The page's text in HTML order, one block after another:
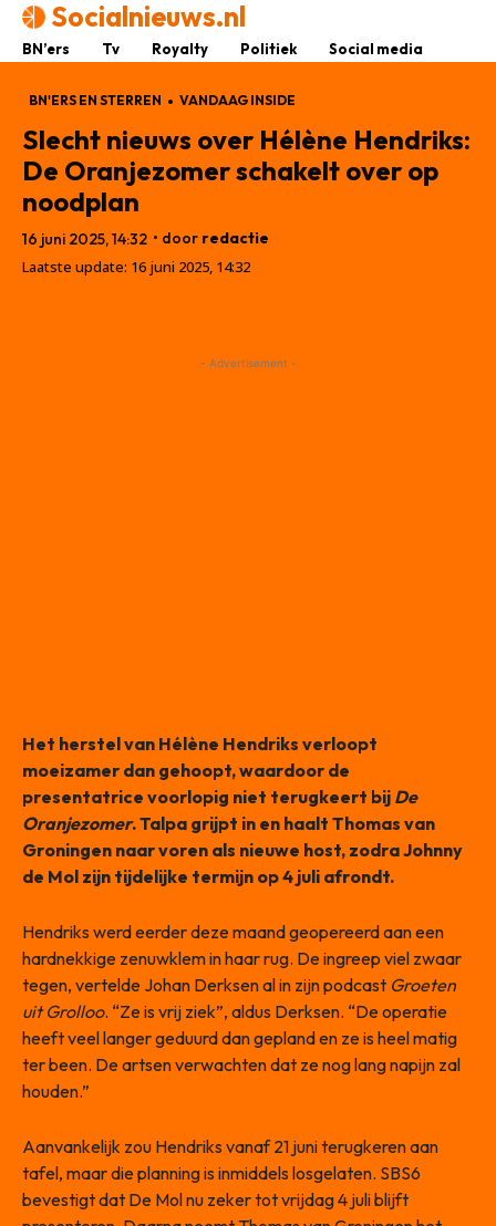
Socialnieuws.nl
BN’ers Tv Royalty Politiek Social media
BN'ERS EN STERREN VANDAAG INSIDE
Slecht nieuws over Hélène Hendriks:
De Oranjezomer schakelt over op
noodplan
16 juni 2025, 14:32 • door redactie
Laatste update: 16 juni 2025, 14:32
- Advertisement -
Het herstel van Hélène Hendriks verloopt
moeizamer dan gehoopt, waardoor de
presentatrice voorlopig niet terugkeert bij De
Oranjezomer. Talpa grijpt in en haalt Thomas van
Groningen naar voren als nieuwe host, zodra Johnny
de Mol zijn tijdelijke termijn op 4 juli afrondt.
Hendriks werd eerder deze maand geopereerd aan een
hardnekkige zenuwklem in haar rug. De ingreep viel zwaar
tegen, vertelde Johan Derksen al in zijn podcast Groeten
uit Grolloo. “Ze is vrij ziek”, aldus Derksen. “De operatie
heeft veel langer geduurd dan gepland en ze is heel matig
ter been. De artsen verwachten dat ze nog lang napijn zal
houden.”
Aanvankelijk zou Hendriks vanaf 21 juni terugkeren aan
tafel, maar die planning is inmiddels losgelaten. SBS6
bevestigt dat De Mol nu zeker tot vrijdag 4 juli blijft